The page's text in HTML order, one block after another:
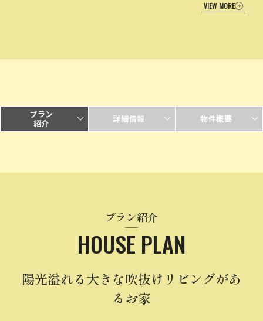
VIEW MORE
プラン
紹介
詳細情報 物件概要
プラン紹介
HOUSE PLAN
陽光溢れる大きな吹抜けリビングがあ
るお家